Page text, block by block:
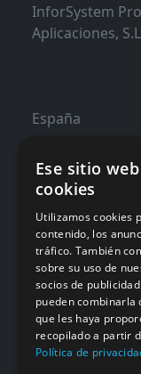
InforSystem
Aplicaciones,
España
Suscribete
Te
Email
Aceptar
Ese sitio
cookies
Utilizamos cookies
contenido, los
tráfico. También
sobre su uso de
socios de
pueden
que les haya
recopilado a partir
Política de